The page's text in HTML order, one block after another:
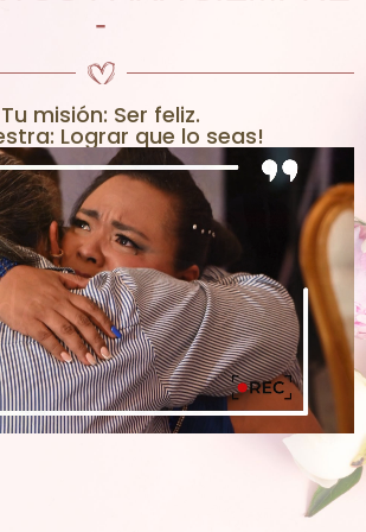
-
Tu misión: Ser feliz.
Lograr que lo seas!